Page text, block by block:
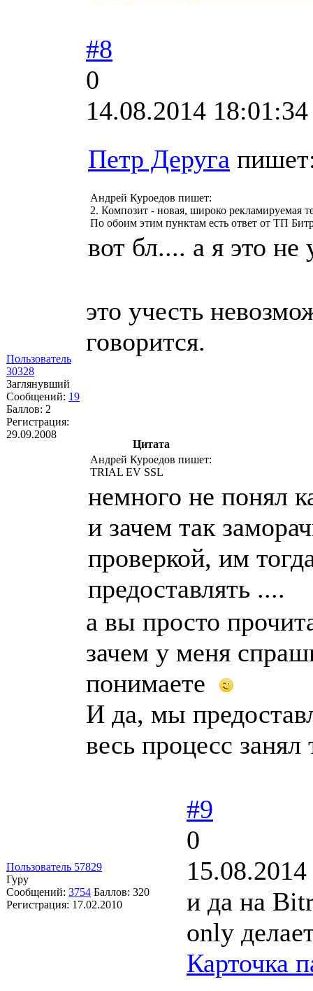
Пользователь
30328
Заглянувший
Сообщений: 19
Баллов: 2
Регистрация:
29.09.2008
#8
0
14.08.2014 18:01:34
Петр Деруга
Андрей Куроедов пишет:
2. Композит - новая, широко рекламируемая
По обоим этим пунктам есть ответ от ТП
вот бл.... а я это
это учесть
говорится.
Цитата
Андрей Куроедов пишет:
TRIAL EV SSL
немного не понял
и зачем так
проверкой, им
предоставлять ....
а вы просто
зачем у меня
понимаете
И да, мы
весь процесс занял
Пользователь 57829
Гуру
Сообщений: 3754 Баллов: 320
Регистрация: 17.02.2010
#9
0
и да на
only
Карточка